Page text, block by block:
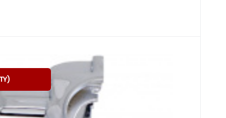
)
celkového dojmu - chromu není nikdy dos